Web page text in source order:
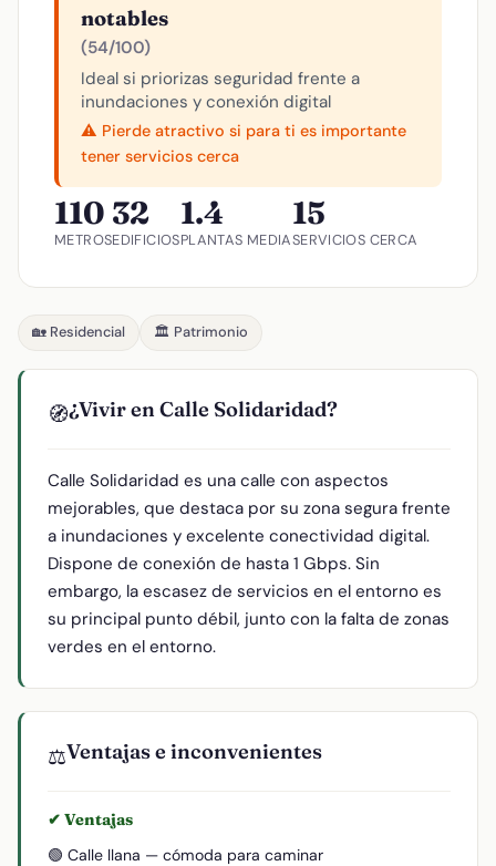
notables
(54/100)
Ideal si priorizas seguridad frente a
inundaciones y conexión digital
⚠️ Pierde atractivo si para ti es importante
tener servicios cerca
110
METROS
32
EDIFICIOS
1.4
PLANTAS MEDIA
15
SERVICIOS CERCA
🏡 Residencial 🏛️ Patrimonio
🧭¿Vivir en Calle Solidaridad?
Calle Solidaridad es una calle con aspectos
mejorables, que destaca por su zona segura frente
a inundaciones y excelente conectividad digital.
Dispone de conexión de hasta 1 Gbps. Sin
embargo, la escasez de servicios en el entorno es
su principal punto débil, junto con la falta de zonas
verdes en el entorno.
⚖️Ventajas e inconvenientes
✔ Ventajas
🟢 Calle llana — cómoda para caminar